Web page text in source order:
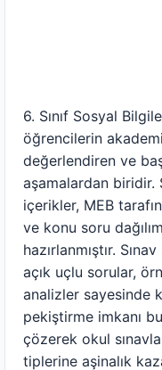
6. Sınıf Sosyal
öğrencilerin
değerlendiren ve
aşamalardan biridir.
içerikler, MEB
ve konu soru
hazırlanmıştır.
açık uçlu sorular,
analizler sayesinde
pekiştirme imkanı
çözerek okul
tiplerine aşinalık